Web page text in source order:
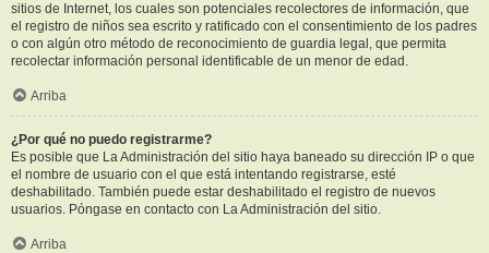
sitios de Internet, los cuales son potenciales recolectores de información, que
el registro de niños sea escrito y ratificado con el consentimiento de los padres
o con algún otro método de reconocimiento de guardia legal, que permita
recolectar información personal identificable de un menor de edad.
Arriba
¿Por qué no puedo registrarme?
Es posible que La Administración del sitio haya baneado su dirección IP o que
el nombre de usuario con el que está intentando registrarse, esté
deshabilitado. También puede estar deshabilitado el registro de nuevos
usuarios. Póngase en contacto con La Administración del sitio.
Arriba